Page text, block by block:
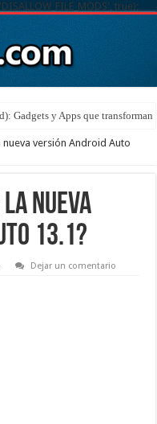
true);
Gadgets y Apps que transforman
nueva versión Android Auto
la nueva
13.1?
Dejar un comentario